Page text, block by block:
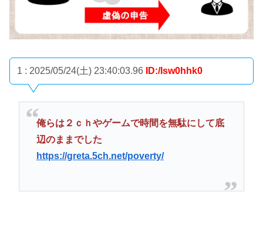
1 : 2025/05/24(土) 23:40:03.96 ID:/Isw0hhk0
俺らは２ｃｈやゲームで時間を無駄にして底
辺のままでした
https://greta.5ch.net/poverty/